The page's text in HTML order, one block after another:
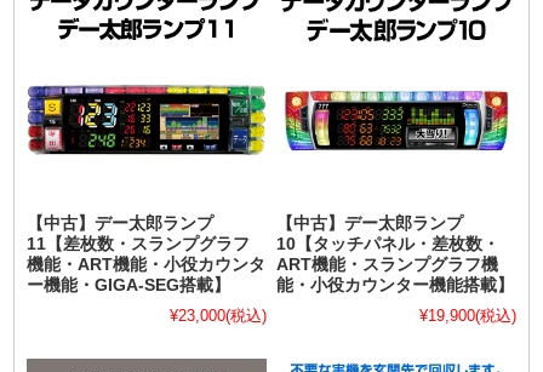
【中古】デー太郎ランプ
11【差枚数・スランプグラフ
機能・ART機能・小役カウンタ
ー機能・GIGA-SEG搭載】
¥23,000(税込)
【中古】デー太郎ランプ
10【タッチパネル・差枚数・
ART機能・スランプグラフ機
能・小役カウンター機能搭載】
¥19,900(税込)